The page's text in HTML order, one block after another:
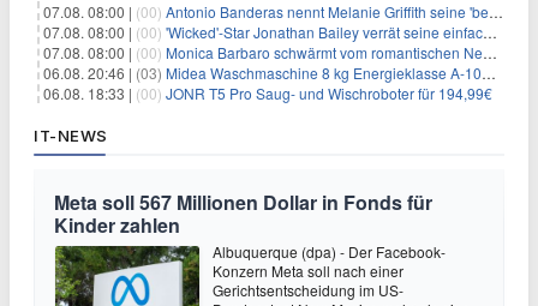
07.08. 08:00 | (00) Antonio Banderas nennt Melanie Griffith seine 'beste Freundin'
07.08. 08:00 | (00) 'Wicked'-Star Jonathan Bailey verrät seine einfache Hautpflegeroutine
07.08. 08:00 | (00) Monica Barbaro schwärmt vom romantischen New York
06.08. 20:46 | (03) Midea Waschmaschine 8 kg Energieklasse A-10% 1400 U/Min für 289,97€
06.08. 18:33 | (00) JONR T5 Pro Saug- und Wischroboter für 194,99€
IT-NEWS
Meta soll 567 Millionen Dollar in Fonds für
Kinder zahlen
Albuquerque (dpa) - Der Facebook-
Konzern Meta soll nach einer
Gerichtsentscheidung im US-